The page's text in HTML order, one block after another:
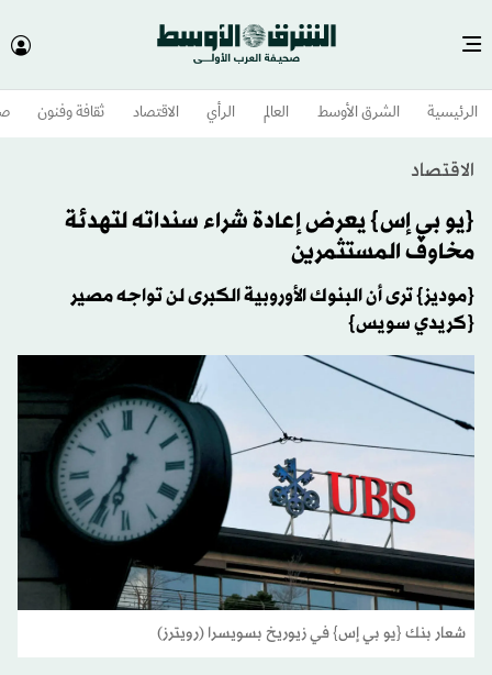
الرئيسية الشرق الأوسط​ العالم الرأي الاقتصاد ثقافة وفنون
الاقتصاد
{يو بي إس} يعرض إعادة شراء سنداته لتهدئة
مخاوف المستثمرين
{موديز} ترى أن البنوك الأوروبية الكبرى لن تواجه مصير
{كريدي سويس}
شعار بنك {يو بي إس} في زيوريخ بسويسرا (رويترز)